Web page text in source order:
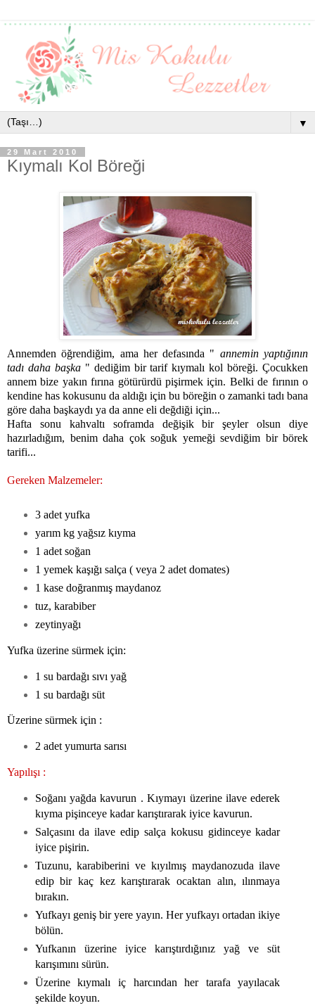
▼
29 Mart 2010
Kıymalı Kol Böreği
Annemden öğrendiğim, ama her defasında " annemin yaptığının
tadı daha başka" dediğim bir tarif kıymalı kol böreği. Çocukken
annem bize yakın fırına götürürdü pişirmek için. Belki de fırının o
kendine has kokusunu da aldığı için bu böreğin o zamanki tadı bana
göre daha başkaydı ya da anne eli değdiği için...
Hafta sonu kahvaltı soframda değişik bir şeyler olsun diye
hazırladığım, benim daha çok soğuk yemeği sevdiğim bir börek
tarifi...
Gereken Malzemeler:
3 adet yufka
yarım kg yağsız kıyma
1 adet soğan
1 yemek kaşığı salça ( veya 2 adet domates)
1 kase doğranmış maydanoz
tuz, karabiber
zeytinyağı
Yufka üzerine sürmek için:
1 su bardağı sıvı yağ
1 su bardağı süt
Üzerine sürmek için :
2 adet yumurta sarısı
Yapılışı :
Soğanı yağda kavurun . Kıymayı üzerine ilave ederek
kıyma pişinceye kadar karıştırarak iyice kavurun.
Salçasını da ilave edip salça kokusu gidinceye kadar
iyice pişirin.
Tuzunu, karabiberini ve kıyılmış maydanozuda ilave
edip bir kaç kez karıştırarak ocaktan alın, ılınmaya
bırakın.
Yufkayı geniş bir yere yayın. Her yufkayı ortadan ikiye
bölün.
Yufkanın üzerine iyice karıştırdığınız yağ ve süt
karışımını sürün.
Üzerine kıymalı iç harcından her tarafa yayılacak
şekilde koyun.